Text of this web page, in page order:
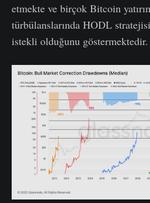
etmekte ve birçok Bitcoin
türbülanslarında HODL
istekli olduğunu göstermektedir.